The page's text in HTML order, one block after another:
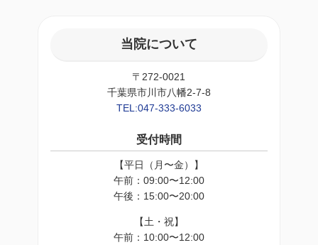
当院について
〒272-0021
千葉県市川市八幡2-7-8
TEL:047-333-6033
受付時間
【平日（月〜金）】
午前：09:00〜12:00
午後：15:00〜20:00
【土・祝】
午前：10:00〜12:00